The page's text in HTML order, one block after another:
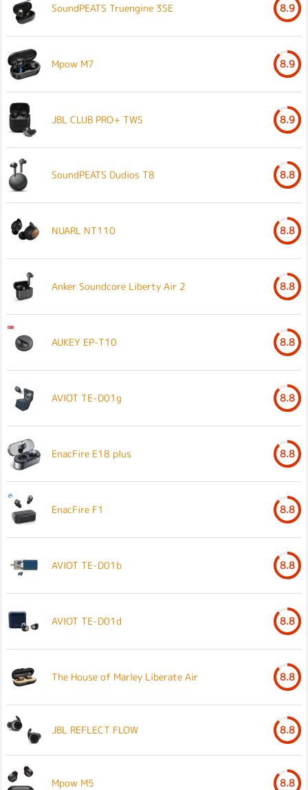
SoundPEATS Truengine 3SE 8.9
Mpow M7 8.9
JBL CLUB PRO+ TWS 8.9
SoundPEATS Dudios T8 8.8
NUARL NT110 8.8
Anker Soundcore Liberty Air 2 8.8
AUKEY EP-T10 8.8
AVIOT TE-D01g 8.8
EnacFire E18 plus 8.8
EnacFire F1 8.8
AVIOT TE-D01b 8.8
AVIOT TE-D01d 8.8
The House of Marley Liberate Air 8.8
JBL REFLECT FLOW 8.8
Mpow M5 8.8